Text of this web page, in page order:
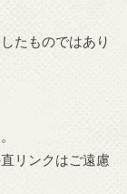
たものではあり
リンクはご遠慮